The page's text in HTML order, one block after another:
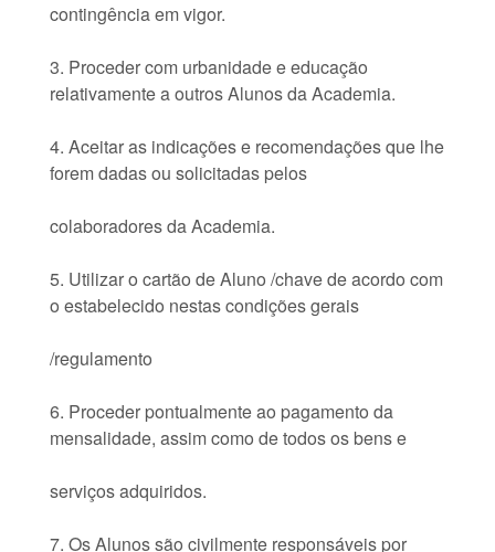
contingência em vigor.
3. Proceder com urbanidade e educação
relativamente a outros Alunos da Academia.
4. Aceitar as indicações e recomendações que lhe
forem dadas ou solicitadas pelos
colaboradores da Academia.
5. Utilizar o cartão de Aluno /chave de acordo com
o estabelecido nestas condições gerais
/regulamento
6. Proceder pontualmente ao pagamento da
mensalidade, assim como de todos os bens e
serviços adquiridos.
7. Os Alunos são civilmente responsáveis por